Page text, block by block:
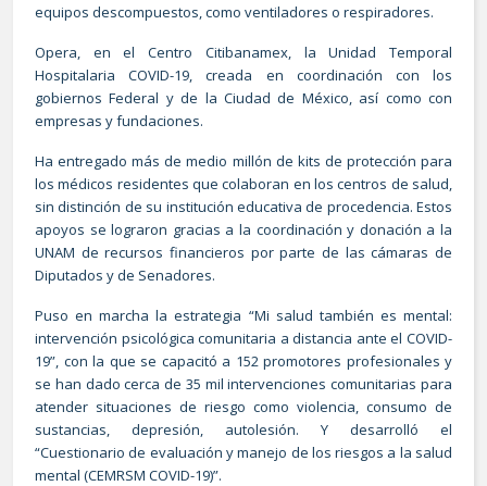
equipos descompuestos, como ventiladores o respiradores.
Opera, en el Centro Citibanamex, la Unidad Temporal
Hospitalaria COVID-19, creada en coordinación con los
gobiernos Federal y de la Ciudad de México, así como con
empresas y fundaciones.
Ha entregado más de medio millón de kits de protección para
los médicos residentes que colaboran en los centros de salud,
sin distinción de su institución educativa de procedencia. Estos
apoyos se lograron gracias a la coordinación y donación a la
UNAM de recursos financieros por parte de las cámaras de
Diputados y de Senadores.
Puso en marcha la estrategia “Mi salud también es mental:
intervención psicológica comunitaria a distancia ante el COVID-
19”, con la que se capacitó a 152 promotores profesionales y
se han dado cerca de 35 mil intervenciones comunitarias para
atender situaciones de riesgo como violencia, consumo de
sustancias, depresión, autolesión. Y desarrolló el
“Cuestionario de evaluación y manejo de los riesgos a la salud
mental (CEMRSM COVID-19)”.